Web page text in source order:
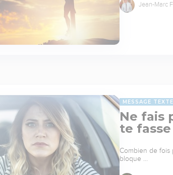
Jean-Marc
MESSAGE TEXTE
Ne fais
te fasse
Combien de fois
bloque …